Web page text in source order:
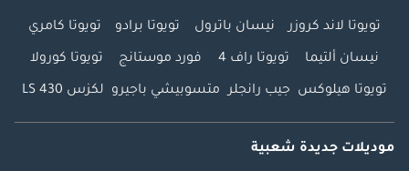
تويوتا لاند كروزر نيسان باترول تويوتا برادو تويوتا كامري
نيسان ألتيما تويوتا راف 4 فورد موستانج تويوتا كورولا
تويوتا هيلوكس جيب رانجلر متسوبيشي باجيرو لكزس LS 430
موديلات جديدة شعبية